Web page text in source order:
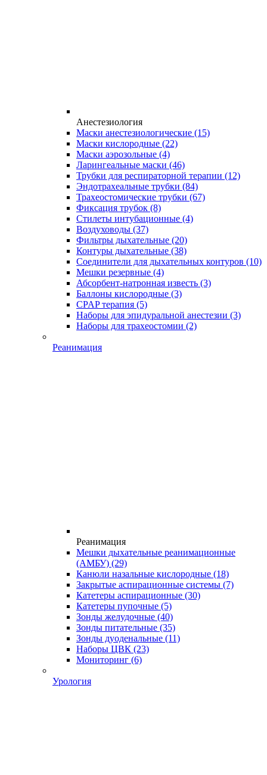
Анестезиология
Маски анестезиологические (15)
Маски кислородные (22)
Маски аэрозольные (4)
Ларингеальные маски (46)
Трубки для респираторной терапии (12)
Эндотрахеальные трубки (84)
Трахеостомические трубки (67)
Фиксация трубок (8)
Стилеты интубационные (4)
Воздуховоды (37)
Фильтры дыхательные (20)
Контуры дыхательные (38)
Соединители для дыхательных контуров (10)
Мешки резервные (4)
Абсорбент-натронная известь (3)
Баллоны кислородные (3)
CPAP терапия (5)
Наборы для эпидуральной анестезии (3)
Наборы для трахеостомии (2)
Реанимация
Реанимация
Мешки дыхательные реанимационные
(АМБУ) (29)
Канюли назальные кислородные (18)
Закрытые аспирационные системы (7)
Катетеры аспирационные (30)
Катетеры пупочные (5)
Зонды желудочные (40)
Зонды питательные (35)
Зонды дуоденальные (11)
Наборы ЦВК (23)
Мониторинг (6)
Урология